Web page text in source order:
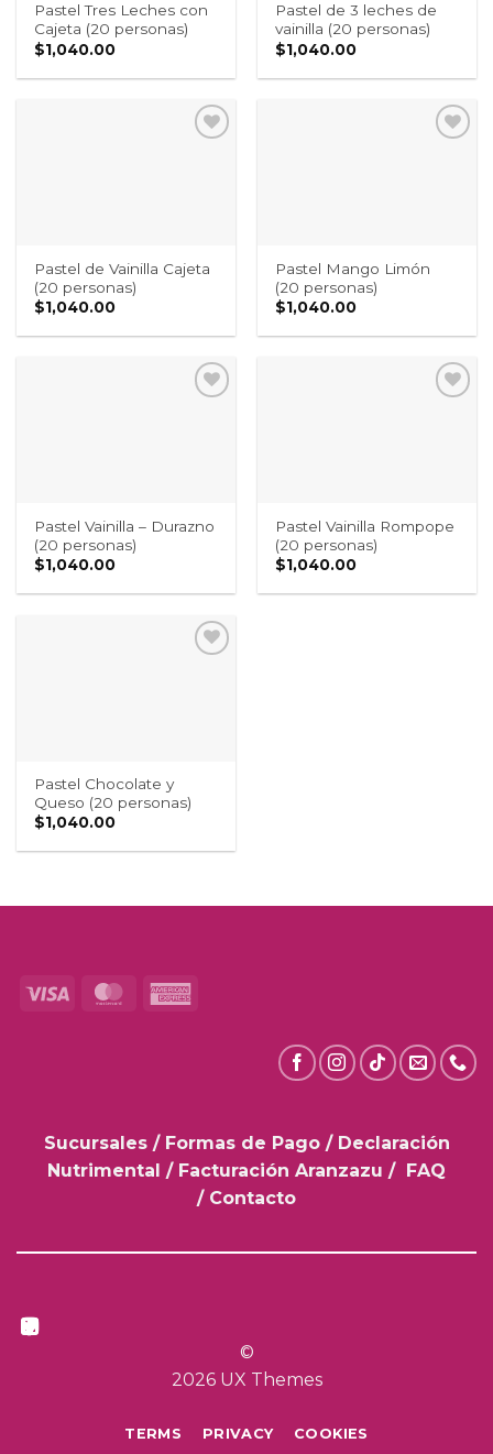
Pastel Tres Leches con
Cajeta (20 personas)
$1,040.00
Pastel de 3 leches de
vainilla (20 personas)
$1,040.00
Pastel de Vainilla Cajeta
(20 personas)
$1,040.00
Pastel Mango Limón
(20 personas)
$1,040.00
Pastel Vainilla – Durazno
(20 personas)
$1,040.00
Pastel Vainilla Rompope
(20 personas)
$1,040.00
Pastel Chocolate y
Queso (20 personas)
$1,040.00
Visa MasterCard
Sucursales / Formas de Pago/ Declaración
Nutrimental / Facturación Aranzazu / FAQ
/ Contacto
©
2026 UX Themes
TERMS PRIVACY COOKIES